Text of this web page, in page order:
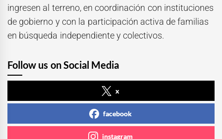
ingresen al terreno, en coordinación con instituciones
de gobierno y con la participación activa de familias
en búsqueda independiente y colectivos.
Follow us on Social Media
x
facebook
instagram